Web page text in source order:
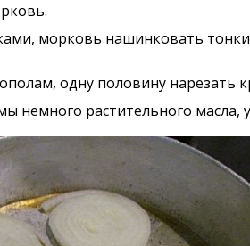
морковь нашинковать
одну половину нарезать
немного растительного масла,